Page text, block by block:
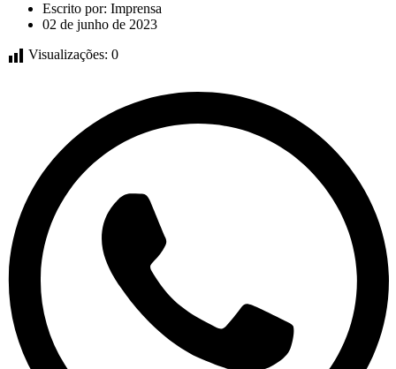
Escrito por: Imprensa
02 de junho de 2023
Visualizações: 0